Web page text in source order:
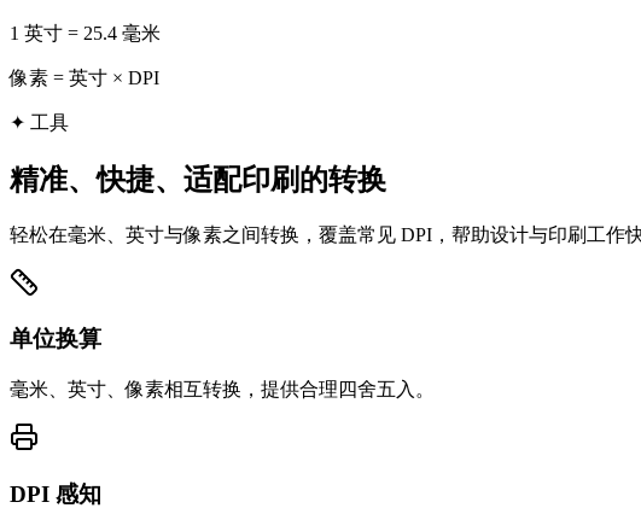
1 英寸 = 25.4 毫米
像素 = 英寸 × DPI
✦ 工具
精准、快捷、适配印刷的转换
轻松在毫米、英寸与像素之间转换，覆盖常见 DPI，帮助设计与印刷工作
单位换算
毫米、英寸、像素相互转换，提供合理四舍五入。
DPI 感知